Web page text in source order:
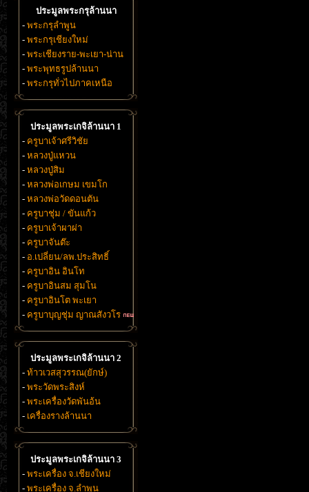
ประมูลพระกรุล้านนา
- พระกรุลำพูน
- พระกรุเชียงใหม่
- พระเชียงราย-พะเยา-น่าน
- พระพุทธรูปล้านนา
- พระกรุทั่วไปภาคเหนือ
ประมูลพระเกจิล้านนา 1
- ครูบาเจ้าศรีวิชัย
- หลวงปู่แหวน
- หลวงปู่สิม
- หลวงพ่อเกษม เขมโก
- หลวงพ่อวัดดอนตัน
- ครูบาชุ่ม / ขันแก้ว
- ครูบาเจ้าผาผ่า
- ครูบาจันต๊ะ
- อ.เปลี่ยน/ลพ.ประสิทธิ์
- ครูบาอิน อินโท
- ครูบาอินสม สุมโน
- ครูบาอินโต พะเยา
- ครูบาบุญชุ่ม ญาณสังวโร
ประมูลพระเกจิล้านนา 2
- ท้าวเวสสุวรรณ(ยักษ์)
- พระวัดพระสิงห์
- พระเครื่องวัดพันอ้น
- เครื่องรางล้านนา
ประมูลพระเกจิล้านนา 3
- พระเครื่อง จ.เชียงใหม่
- พระเครื่อง จ.ลำพูน